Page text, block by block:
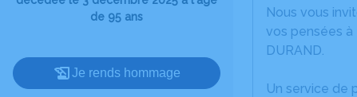
de 95 ans
Je rends hommage
Nous vous
vos pensées à
DURAND.
Un service de